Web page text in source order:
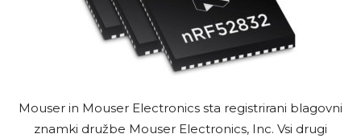
Mouser in Mouser Electronics sta registrirani blagovni
znamki družbe Mouser Electronics, Inc. Vsi drugi